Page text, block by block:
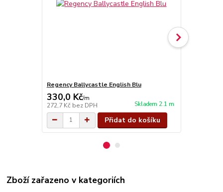
Regency Ballycastle English Blu
330,0 Kč/m
272,7 Kč bez DPH Skladem 2.1 m
Přidat do košíku
Zboží zařazeno v kategoriích